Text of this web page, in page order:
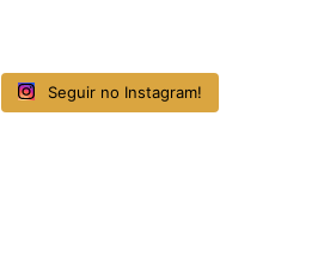
Seguir no Instagram!